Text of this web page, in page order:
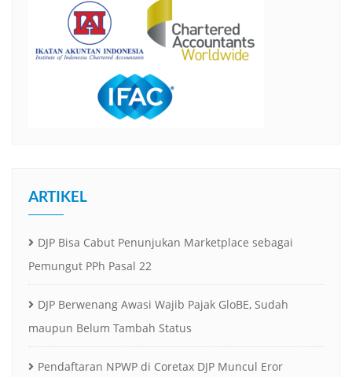
ARTIKEL
DJP Bisa Cabut Penunjukan Marketplace sebagai
Pemungut PPh Pasal 22
DJP Berwenang Awasi Wajib Pajak GloBE, Sudah
maupun Belum Tambah Status
Pendaftaran NPWP di Coretax DJP Muncul Eror